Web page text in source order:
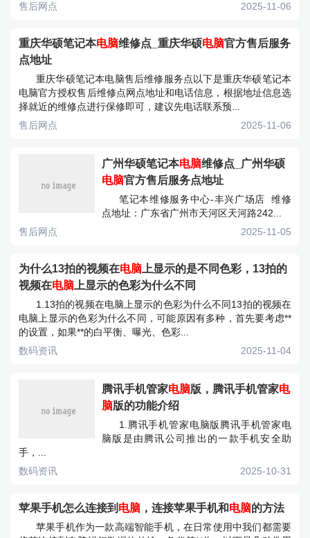
售后网点
2025-11-06
重庆华硕笔记本电脑维修点_重庆华硕电脑官方售后服务
点地址
重庆华硕笔记本电脑售后维修服务点以下是重庆华硕笔记本
电脑官方授权售后维修点网点地址和电话信息，根据地址信息选
择就近的维修点进行保修即可，建议先电话联系预...
售后网点
2025-11-06
广州华硕笔记本电脑维修点_广州华硕
电脑官方售后服务点地址
笔记本维修服务中心-丰兴广场店 维修
点地址：广东省广州市天河区天河路242...
售后网点
2025-11-05
为什么13拍的视频在电脑 上显示的是不同色彩，13拍的
视频在电脑 上显示的色彩为什么不同
1.13拍的视频在电脑上显示的色彩为什么不同13拍的视频在
电脑上显示的色彩为什么不同，可能原因有多种，首先要考虑**
的设置，如果**的白平衡、曝光、色彩...
数码资讯
2025-11-04
腾讯手机管家电脑版，腾讯手机管家电
脑版的功能介绍
1.腾讯手机管家电脑版腾讯手机管家电
脑版是由腾讯公司推出的一款手机安全助
手，...
数码资讯
2025-10-31
苹果手机怎么连接到 电脑 ，连接苹果手机和电脑的方法
苹果手机作为一款高端智能手机，在日常使用中我们都需要